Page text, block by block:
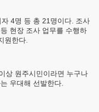
4명 등 총 21명이다. 조사
현장 조사 업무를 수행하
원한다.
상 원주시민이라면 누구나
우대해 선발한다.